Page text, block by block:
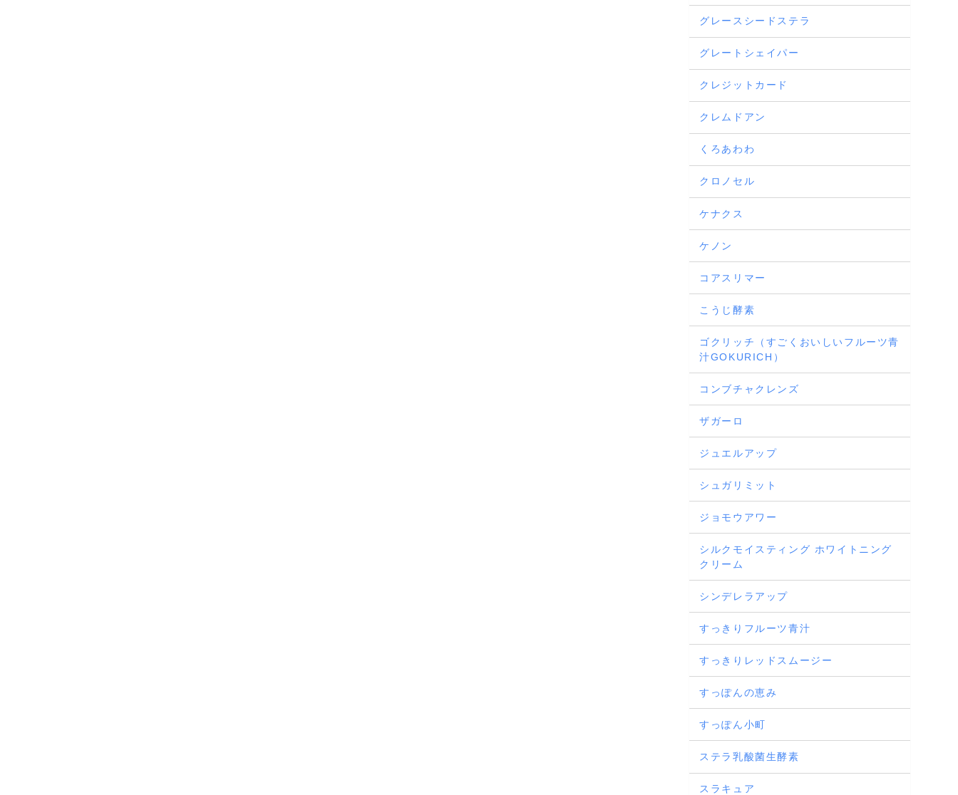
グレースシードステラ
グレートシェイパー
クレジットカード
クレムドアン
くろあわわ
クロノセル
ケナクス
ケノン
コアスリマー
こうじ酵素
ゴクリッチ（すごくおいしいフルーツ青
汁GOKURICH）
コンブチャクレンズ
ザガーロ
ジュエルアップ
シュガリミット
ジョモウアワー
シルクモイスティング ホワイトニング
クリーム
シンデレラアップ
すっきりフルーツ青汁
すっきりレッドスムージー
すっぽんの恵み
すっぽん小町
ステラ乳酸菌生酵素
スラキュア